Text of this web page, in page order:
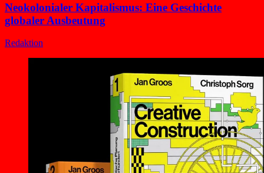
Neokolonialer Kapitalismus: Eine Geschichte
globaler Ausbeutung
Redaktion